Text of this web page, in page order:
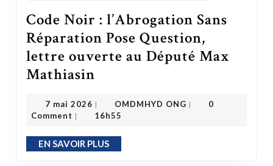
Code Noir : l’Abrogation Sans
Réparation Pose Question,
lettre ouverte au Député Max
Mathiasin
7 mai 2026 | OMDMHYD ONG |
0
Comment | 16h55
EN SAVOIR PLUSEN SAVOIR PLUS